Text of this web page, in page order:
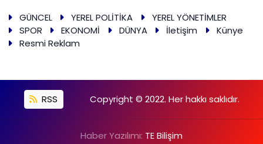
GÜNCEL YEREL POLİTİKA
YEREL YÖNETİMLER
SPOR
EKONOMİ DÜNYA İletişim
Künye
Resmi Reklam
RSS Copyright © 2022. Her hakkı saklıdır.
Haber Yazılımı: TE Bilişim